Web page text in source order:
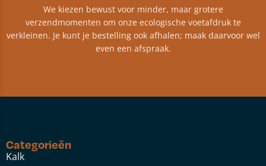
We kiezen bewust voor minder, maar grotere
verzendmomenten om onze ecologische voetafdruk te
verkleinen. Je kunt je bestelling ook afhalen; maak daarvoor wel
even een afspraak.
Categorieën
Kalk